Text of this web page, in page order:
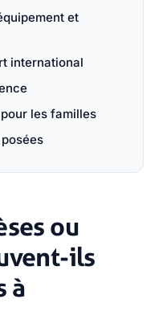
et
international
les familles
ou
ils
à